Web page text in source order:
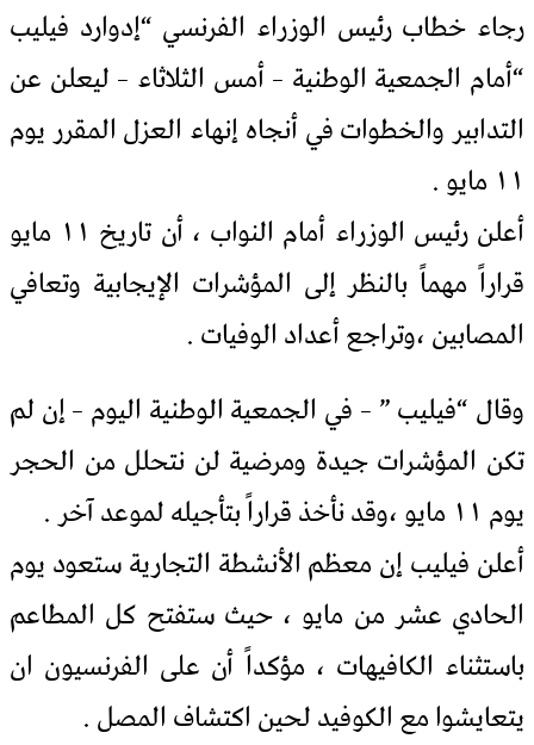
رجاء خطاب رئيس الوزراء الفرنسي “إدوارد فيليب
“أمام الجمعية الوطنية – أمس الثلاثاء – ليعلن عن
التدابير والخطوات في أنجاه إنهاء العزل المقرر يوم
١١ مايو .
أعلن رئيس الوزراء أمام النواب ، أن تاريخ ١١ مايو
قراراً مهماً بالنظر إلى المؤشرات الإيجابية وتعافي
المصابين ،وتراجع أعداد الوفيات .
وقال “فيليب ” – في الجمعية الوطنية اليوم – إن لم
تكن المؤشرات جيدة ومرضية لن نتحلل من الحجر
يوم ١١ مايو ،وقد نأخذ قراراً بتأجيله لموعد آخر .
أعلن فيليب إن معظم الأنشطة التجارية ستعود يوم
الحادي عشر من مايو ، حيث ستفتح كل المطاعم
باستثناء الكافيهات ، مؤكداً أن على الفرنسيون ان
يتعايشوا مع الكوفيد لحين اكتشاف المصل .